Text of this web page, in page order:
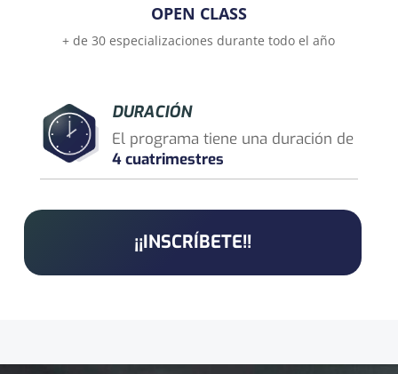
OPEN CLASS
+ de 30 especializaciones durante todo el año
DURACIÓN
El programa tiene una duración de
4 cuatrimestres
¡¡INSCRÍBETE!!